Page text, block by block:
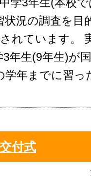
学3年生(本校
状況の調査を目
れています。
年生(9年生)が
学年までに習っ
付式